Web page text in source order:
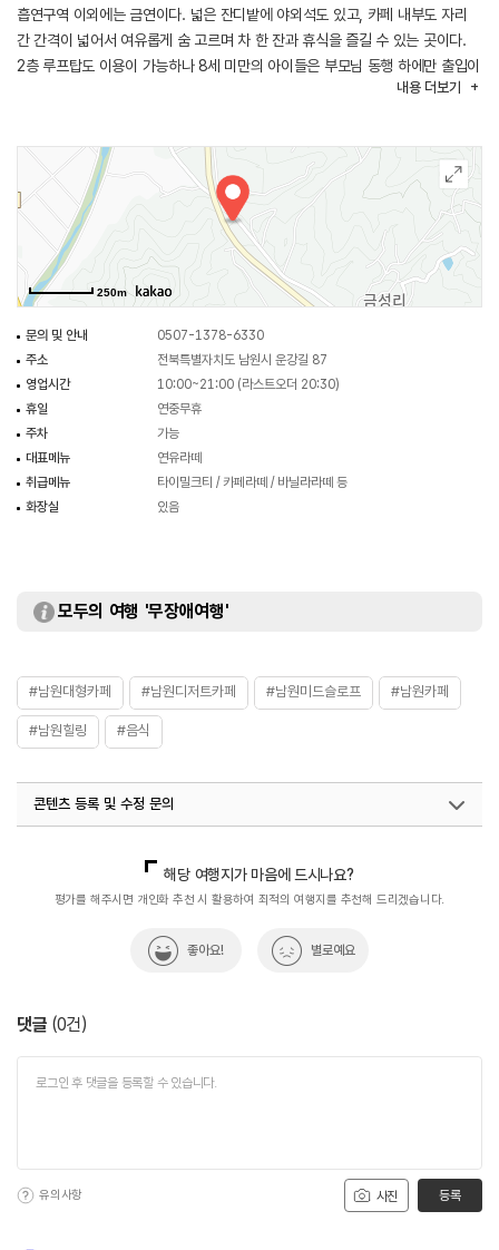
흡연구역 이외에는 금연이다. 넓은 잔디밭에 야외석도 있고, 카페 내부도 자리
간 간격이 넓어서 여유롭게 숨 고르며 차 한 잔과 휴식을 즐길 수 있는 곳이다.
2층 루프탑도 이용이 가능하나 8세 미만의 아이들은 부모님 동행 하에만 출입이
가능하다. 안쪽으로 길게 이어지는 직사각형의 내부 공간 가운데에는
감상하기 좋다.
내용 더보기
250m
문의 및 안내
0507-1378-6330
주소
전북특별자치도 남원시 운강길 87
영업시간
10:00~21:00 (라스트오더 20:30)
휴일
연중무휴
주차
가능
대표메뉴
연유라떼
취급메뉴
타이밀크티 / 카페라떼 / 바닐라라떼 등
화장실
있음
모두의 여행 '무장애여행'
#남원대형카페 #남원디저트카페 #남원미드슬로프 #남원카페
#남원힐링 #음식
콘텐츠 등록 및 수정 문의
해당 여행지가 마음에 드시나요?
평가를 해주시면 개인화 추천 시 활용하여 최적의 여행지를 추천해 드리겠습니다.
좋아요! 별로예요
댓글 (0건)
사진
유의사항 등록